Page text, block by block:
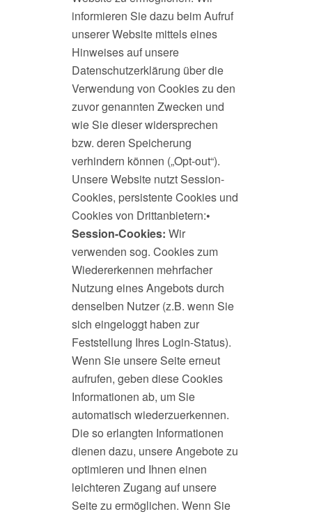
informieren Sie dazu beim Aufruf
unserer Website mittels eines
Hinweises auf unsere
Datenschutzerklärung über die
Verwendung von Cookies zu den
zuvor genannten Zwecken und
wie Sie dieser widersprechen
bzw. deren Speicherung
verhindern können („Opt-out“).
Unsere Website nutzt Session-
Cookies, persistente Cookies und
Cookies von Drittanbietern:•
Session-Cookies: Wir
verwenden sog. Cookies zum
Wiedererkennen mehrfacher
Nutzung eines Angebots durch
denselben Nutzer (z.B. wenn Sie
sich eingeloggt haben zur
Feststellung Ihres Login-Status).
Wenn Sie unsere Seite erneut
aufrufen, geben diese Cookies
Informationen ab, um Sie
automatisch wiederzuerkennen.
Die so erlangten Informationen
dienen dazu, unsere Angebote zu
optimieren und Ihnen einen
leichteren Zugang auf unsere
Seite zu ermöglichen. Wenn Sie